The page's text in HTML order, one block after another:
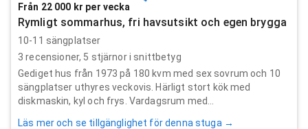
Från 22 000 kr per vecka
Rymligt sommarhus, fri havsutsikt och egen brygga
10-11 sängplatser
3 recensioner, 5 stjärnor i snittbetyg
Gediget hus från 1973 på 180 kvm med sex sovrum och 10
sängplatser uthyres veckovis. Härligt stort kök med
diskmaskin, kyl och frys. Vardagsrum med...
Läs mer och se tillgänglighet för denna stuga →